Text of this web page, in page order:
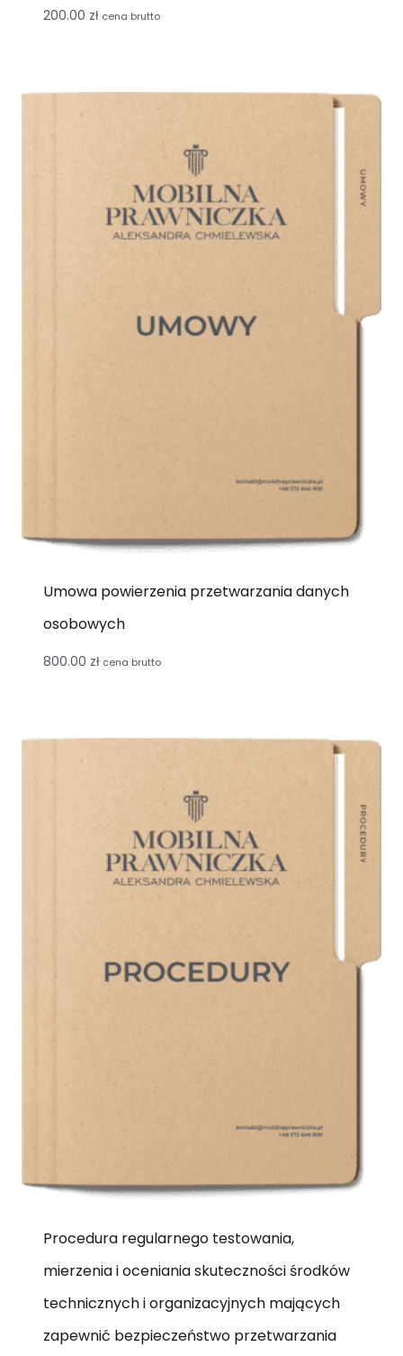
200.00 zł cena brutto
Umowa powierzenia przetwarzania danych
osobowych
800.00 zł cena brutto
Procedura regularnego testowania,
mierzenia i oceniania skuteczności środków
technicznych i organizacyjnych mających
zapewnić bezpieczeństwo przetwarzania